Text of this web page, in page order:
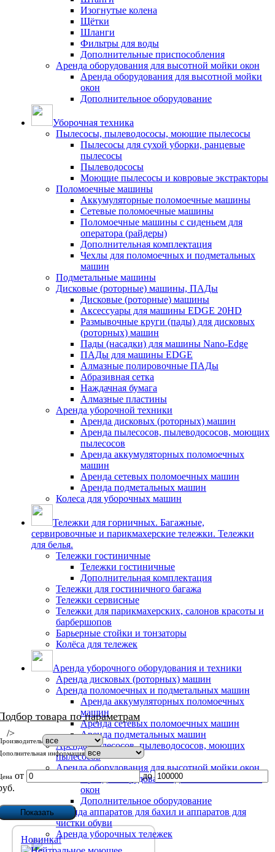
Изогнутые колена
Щётки
Шланги
Фильтры для воды
Дополнительные приспособления
Аренда оборудования для высотной мойки окон
Аренда оборудования для высотной мойки
окон
Дополнительное оборудование
Уборочная техника
Пылесосы, пылеводососы, моющие пылесосы
Пылесосы для сухой уборки, ранцевые
пылесосы
Пылеводососы
Моющие пылесосы и ковровые экстракторы
Поломоечные машины
Аккумуляторные поломоечные машины
Сетевые поломоечные машины
Поломоечные машины с сиденьем для
оператора (райдеры)
Дополнительная комплектация
Чехлы для поломоечных и подметальных
машин
Подметальные машины
Дисковые (роторные) машины, ПАДы
Дисковые (роторные) машины
Аксессуары для машины EDGE 20HD
Размывочные круги (пады) для дисковых
(роторных) машин
Пады (насадки) для машины Nano-Edge
ПАДы для машины EDGE
Алмазные полировочные ПАДы
Абразивная сетка
Наждачная бумага
Алмазные пластины
Аренда уборочной техники
Аренда дисковых (роторных) машин
Аренда пылесосов, пылеводососов, моющих
пылесосов
Аренда аккумуляторных поломоечных
машин
Аренда сетевых поломоечных машин
Аренда подметальных машин
Колеса для уборочных машин
Тележки для горничных. Багажные,
сервировочные и парикмахерские тележки. Тележки
для белья.
Тележки гостиничные
Тележки гостиничные
Дополнительная комплектация
Тележки для гостиничного багажа
Тележки сервисные
Тележки для парикмахерских, салонов красоты и
барбершопов
Барьерные стойки и тонзаторы
Колёса для тележек
Аренда уборочного оборудования и техники
Аренда дисковых (роторных) машин
Аренда поломоечных и подметальных машин
Аренда аккумуляторных поломоечных
машин
Аренда сетевых поломоечных машин
Аренда подметальных машин
Аренда пылесосов, пылеводососов, моющих
пылесосов
Аренда оборудования для высотной мойки окон
Аренда оборудования для высотной мойки
окон
Дополнительное оборудование
Аренда аппаратов для бахил и аппаратов для
чистки обуви
Аренда уборочных тележек
/>
товара по параметрам
информация
от
до
Новинка!